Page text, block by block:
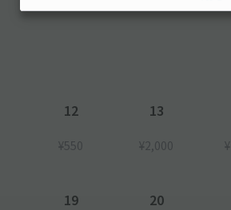
12
¥550
13
¥2,000
19 20